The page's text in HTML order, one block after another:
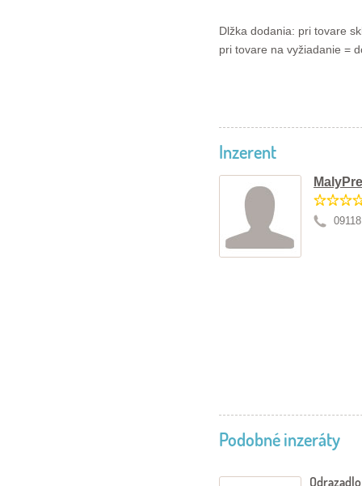
Dlžka dodania: pri tovare
pri tovare na vyžiadanie =
Inzerent
Podobné inzeráty